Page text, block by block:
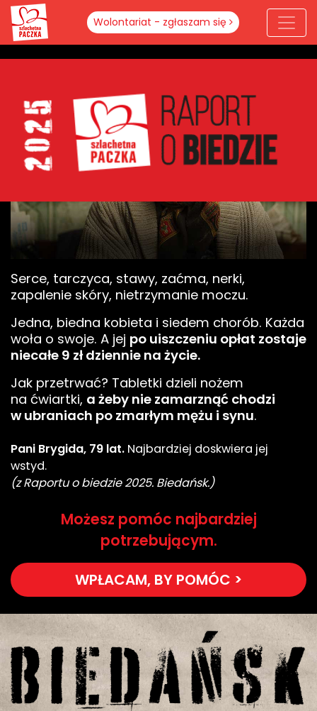
Wolontariat - zgłaszam się
Serce, tarczyca, stawy, zaćma, nerki,
zapalenie skóry, nietrzymanie moczu.
Jedna, biedna kobieta i siedem chorób. Każda
woła o swoje. A jej po uiszczeniu opłat zostaje
niecałe 9 zł dziennie na życie.
Jak przetrwać? Tabletki dzieli nożem
na ćwiartki, a żeby nie zamarznąć chodzi
w ubraniach po zmarłym mężu i synu.
Pani Brygida, 79 lat. Najbardziej doskwiera jej
wstyd.
(z Raportu o biedzie 2025. Biedańsk.)
Możesz pomóc najbardziej
potrzebującym.
WPŁACAM, BY POMÓC >